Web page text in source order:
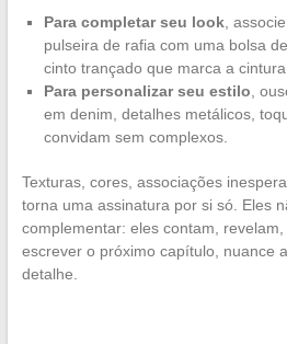
Para completar seu look,
pulseira de rafia com uma bolsa
cinto trançado que marca a
Para personalizar seu estilo ,
em denim, detalhes metálicos,
convidam sem complexos.
Texturas, cores, associações
torna uma assinatura por si só. Eles
complementar: eles contam,
escrever o próximo capítulo, nuance
detalhe.